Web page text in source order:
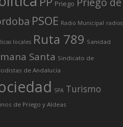
Priego
PSOE Radio Municipal radios
locales Ruta 789 Sanidad
Santa Sindicato de
de Andalucía
SPA Turismo
de Priego y Aldeas